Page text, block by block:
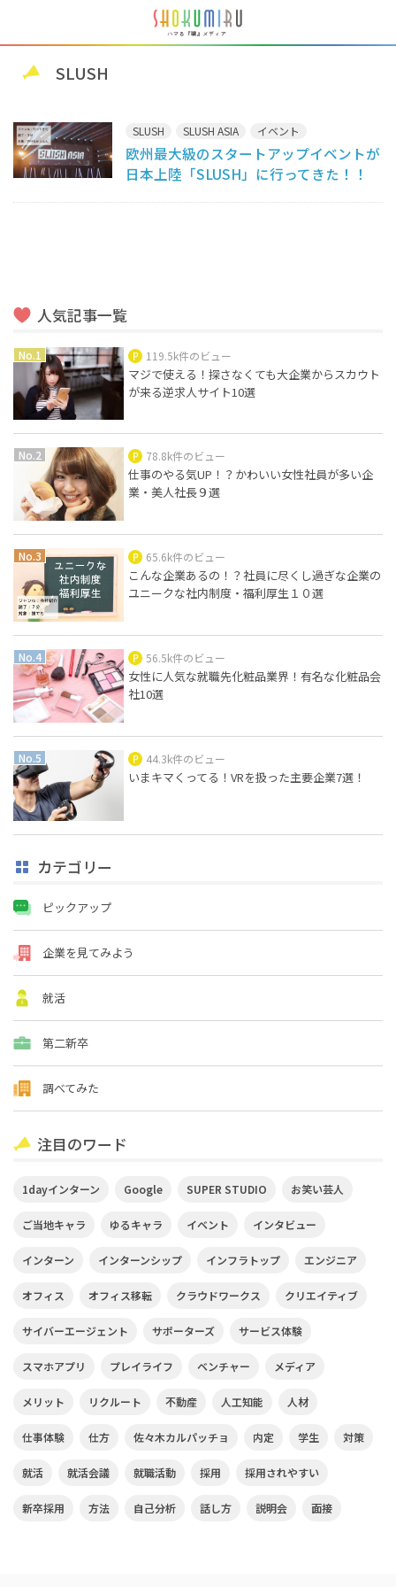
SLUSH
SLUSH SLUSH ASIA イベント
欧州最大級のスタートアップイベントが
日本上陸「SLUSH」に行ってきた！！
人気記事一覧
119.5k件のビュー
マジで使える！探さなくても大企業からスカウト
が来る逆求人サイト10選
78.8k件のビュー
仕事のやる気UP！？かわいい女性社員が多い企
業・美人社長９選
65.6k件のビュー
こんな企業あるの！？社員に尽くし過ぎな企業の
ユニークな社内制度・福利厚生１０選
56.5k件のビュー
女性に人気な就職先化粧品業界！有名な化粧品会
社10選
44.3k件のビュー
いまキマくってる！VRを扱った主要企業7選！
カテゴリー
ピックアップ
企業を見てみよう
就活
第二新卒
調べてみた
注目のワード
1dayインターン Google SUPER STUDIO お笑い芸人
ご当地キャラ ゆるキャラ イベント インタビュー
インターン インターンシップ インフラトップ エンジニア
オフィス オフィス移転 クラウドワークス クリエイティブ
サイバーエージェント サポーターズ サービス体験
スマホアプリ プレイライフ ベンチャー メディア
メリット リクルート 不動産 人工知能 人材
仕事体験 仕方 佐々木カルパッチョ 内定 学生 対策
就活 就活会議 就職活動 採用 採用されやすい
新卒採用 方法 自己分析 話し方 説明会 面接